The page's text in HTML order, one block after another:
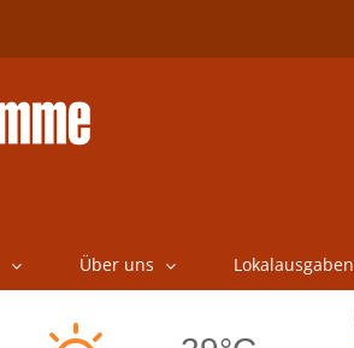
Über uns Lokalausgaben